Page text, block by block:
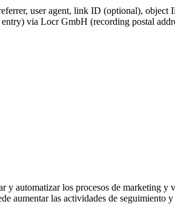
user agent, link ID (optional),
via Locr GmbH (recording postal
y automatizar los procesos de marketing
aumentar las actividades de seguimiento